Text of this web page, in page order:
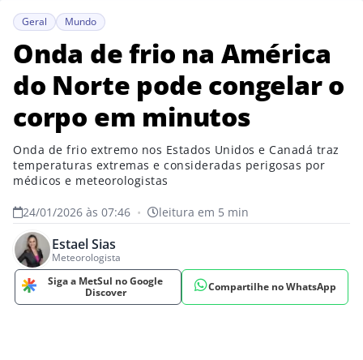
Geral Mundo
Onda de frio na América
do Norte pode congelar o
corpo em minutos
Onda de frio extremo nos Estados Unidos e Canadá traz
temperaturas extremas e consideradas perigosas por
médicos e meteorologistas
24/01/2026 às 07:46 • leitura em 5 min
Estael Sias
Meteorologista
Siga a MetSul no Google
Discover
Compartilhe no WhatsApp